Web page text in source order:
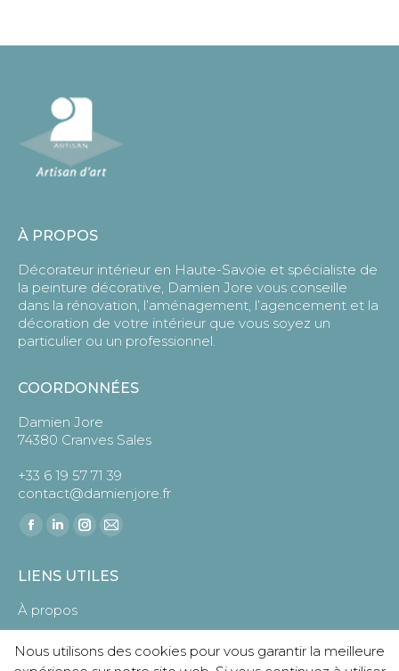
À PROPOS
Décorateur intérieur en Haute-Savoie et spécialiste de
la peinture décorative, Damien Jore vous conseille
dans la rénovation, l’aménagement, l’agencement et la
décoration de votre intérieur que vous soyez un
particulier ou un professionnel.
COORDONNÉES
Damien Jore
74380 Cranves Sales
+33 6 19 57 71 39
contact@damienjore.fr
Trouvez nous sur :
Facebook
opens
in
new
window
LinkedIn
opens
in
new
window
Instagram
opens
new
window
E-
page
in
new
LIENS UTILES
À propos
Réalisations
Nous utilisons des cookies pour vous garantir la meilleure